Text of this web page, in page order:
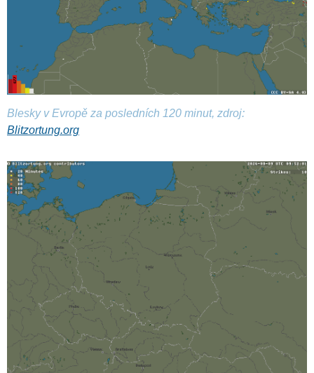
Blesky v Evropě za posledních 120 minut, zdroj:
Blitzortung.org